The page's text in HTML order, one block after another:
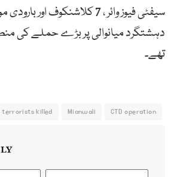
سیفٹی فیوز وائر ، 7 کلاشنکوف
دہشتگرد میانوالی پر بڑے حملے کی
تھے۔
CTD operation
Mianwali
terrorists killed